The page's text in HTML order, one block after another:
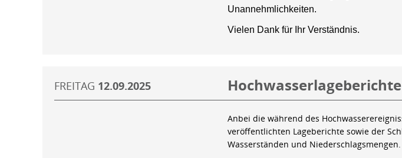
Unannehmlichkeiten.
Vielen Dank für Ihr Verständnis.
FREITAG 12.09.2025
Anbei die während des
veröffentlichten Lageberichte sowie der
Wasserständen und Niederschlagsmengen.